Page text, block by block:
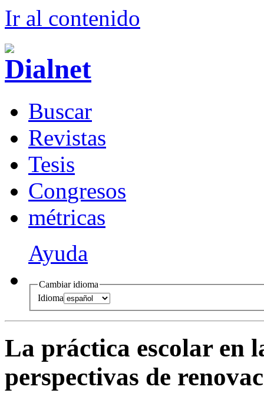
Ir al contenido
Buscar
Revistas
Tesis
Congresos
métricas
Ayuda
Cambiar idioma
Idioma
La práctica escolar en
perspectivas de